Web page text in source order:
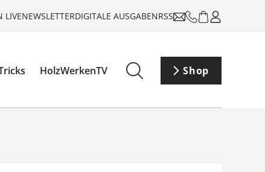
LIVENEWSLETTERDIGITALE AUSGABENRSS
HolzWerkenTV Shop